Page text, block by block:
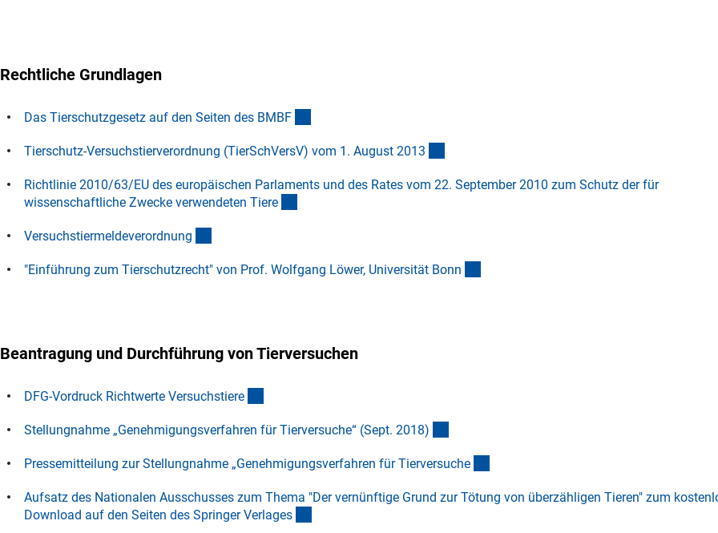
Rechtliche Grundlagen
Das Tierschutzgesetz auf den Seiten des BMBF
Tierschutz-Versuchstierverordnung (TierSchVersV) vom 1. August 2013
Richtlinie 2010/63/EU des europäischen Parlaments und des Rates vom 22. September 2010 zum Schutz der für
wissenschaftliche Zwecke verwendeten Tiere
Versuchstiermeldeverordnung
"Einführung zum Tierschutzrecht" von Prof. Wolfgang Löwer, Universität Bonn
Beantragung und Durchführung von Tierversuchen
DFG-Vordruck Richtwerte Versuchstiere
Stellungnahme „Genehmigungsverfahren für Tierversuche“ (Sept. 2018)
Pressemitteilung zur Stellungnahme „Genehmigungsverfahren für Tierversuche
Aufsatz des Nationalen Ausschusses zum Thema "Der vernünftige Grund zur Tötung von überzähligen Tieren" zum
Download auf den Seiten des Springer Verlages